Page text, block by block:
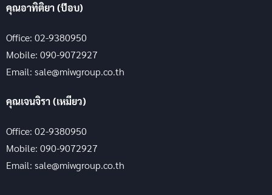
คุณอาทิติยา (ป๊อบ)
Office: 02-9380950
Mobile: 090-9072927
Email: sale@miwgroup.co.th
คุณเจนจิรา (เหมียว)
Office: 02-9380950
Mobile: 090-9072927
Email: sale@miwgroup.co.th